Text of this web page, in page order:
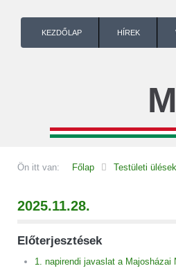
KEZDŐLAP HÍREK
Ön itt van: Főlap Testületi ülések
2025.11.28.
Előterjesztések
1. napirendi javaslat a Majosházai